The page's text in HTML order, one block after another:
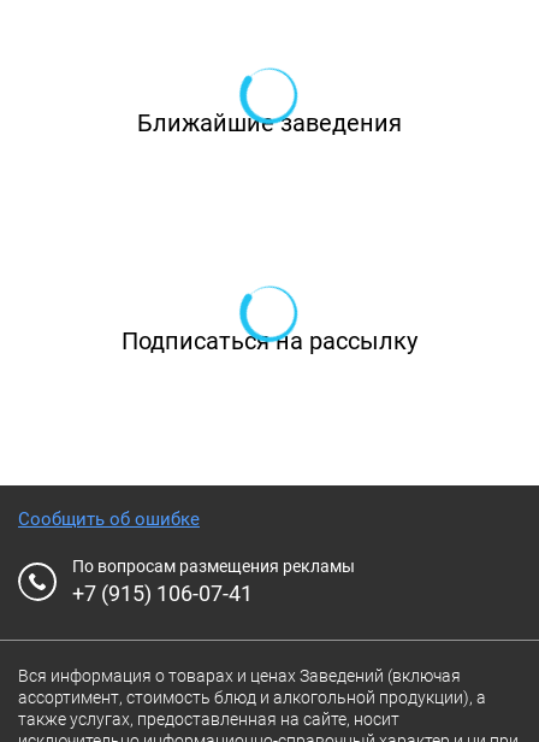
Ближайшие заведения
Подписаться на рассылку
Сообщить об ошибке
По вопросам размещения рекламы
+7 (915) 106-07-41
Вся информация о товарах и ценах Заведений (включая
ассортимент, стоимость блюд и алкогольной продукции), а
также услугах, предоставленная на сайте, носит